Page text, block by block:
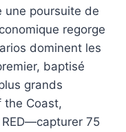
une poursuite de
regorge
dominent les
baptisé
grands
Coast,
RED—capturer 75